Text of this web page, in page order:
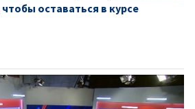
чтобы оставаться в курсе